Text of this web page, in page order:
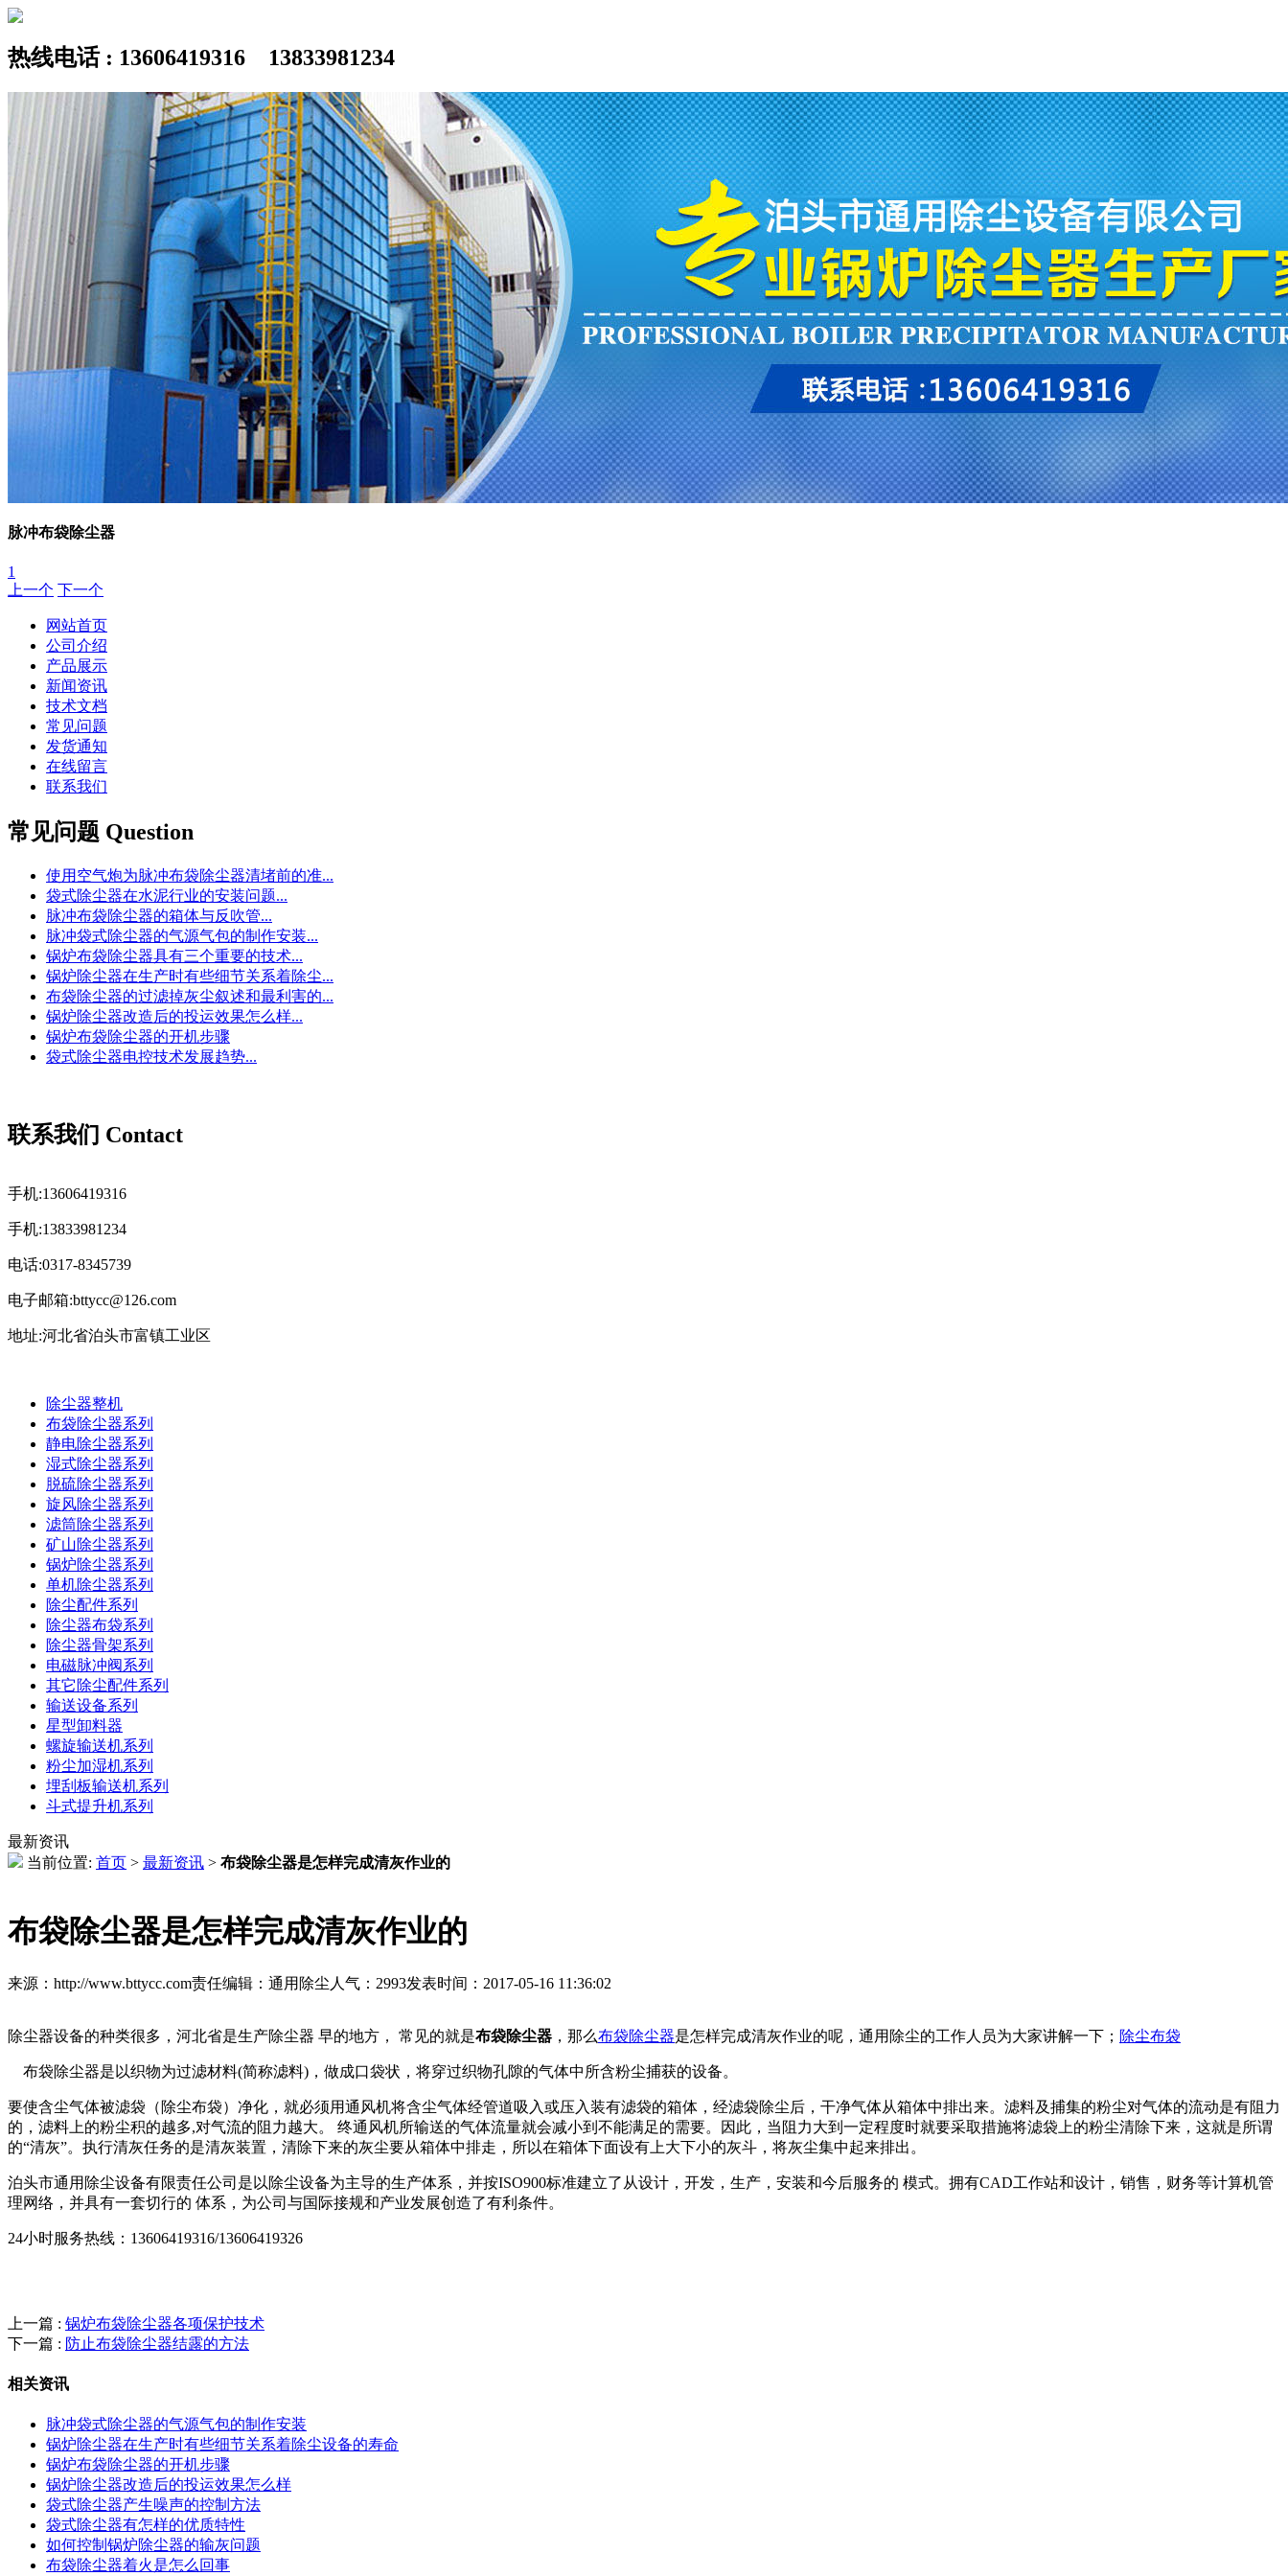
热线电话 : 13606419316 13833981234
脉冲布袋除尘器
1
上一个 下一个
网站首页
公司介绍
产品展示
新闻资讯
技术文档
常见问题
发货通知
在线留言
联系我们
常见问题 Question
使用空气炮为脉冲布袋除尘器清堵前的准...
袋式除尘器在水泥行业的安装问题...
脉冲布袋除尘器的箱体与反吹管...
脉冲袋式除尘器的气源气包的制作安装...
锅炉布袋除尘器具有三个重要的技术...
锅炉除尘器在生产时有些细节关系着除尘...
布袋除尘器的过滤掉灰尘叙述和最利害的...
锅炉除尘器改造后的投运效果怎么样...
锅炉布袋除尘器的开机步骤
袋式除尘器电控技术发展趋势...
联系我们 Contact
手机:13606419316
手机:13833981234
电话:0317-8345739
电子邮箱:bttycc@126.com
地址:河北省泊头市富镇工业区
除尘器整机
布袋除尘器系列
静电除尘器系列
湿式除尘器系列
脱硫除尘器系列
旋风除尘器系列
滤筒除尘器系列
矿山除尘器系列
锅炉除尘器系列
单机除尘器系列
除尘配件系列
除尘器布袋系列
除尘器骨架系列
电磁脉冲阀系列
其它除尘配件系列
输送设备系列
星型卸料器
螺旋输送机系列
粉尘加湿机系列
埋刮板输送机系列
斗式提升机系列
最新资讯
当前位置: 首页 > 最新资讯 > 布袋除尘器是怎样完成清灰作业的
布袋除尘器是怎样完成清灰作业的
来源：http://www.bttycc.com责任编辑：通用除尘 人气： 2993发表时间：2017-05-16 11:36:02
除尘器设备的种类很多，河北省是生产除尘器 早的地方， 常见的就是布袋除尘器 ，那么布袋除尘器是怎样完成清灰作业的呢，通用除尘的工作人员为大家讲解一下； 除尘布袋
布袋除尘器是以织物为过滤材料(简称滤料)，做成口袋状，将穿过织物孔隙的气体中所含粉尘捕获的设备。
要使含尘气体被滤袋（除尘布袋）净化，就必须用通风机将含尘气体经管道吸入或压入装有滤袋的箱体，经滤袋除尘后，干净气体从箱体中排出来。滤料及捕集的粉尘对气体的流动是有阻力
的，滤料上的粉尘积的越多,对气流的阻力越大。 终通风机所输送的气体流量就会减小到不能满足的需要。因此，当阻力大到一定程度时就要采取措施将滤袋上的粉尘清除下来，这就是所谓
的“清灰”。执行清灰任务的是清灰装置，清除下来的灰尘要从箱体中排走，所以在箱体下面设有上大下小的灰斗，将灰尘集中起来排出。
泊头市通用除尘设备有限责任公司是以除尘设备为主导的生产体系，并按ISO900标准建立了从设计，开发，生产，安装和今后服务的 模式。拥有CAD工作站和设计，销售，财务等计算机管
理网络，并具有一套切行的 体系，为公司与国际接规和产业发展创造了有利条件。
24小时服务热线：13606419316/13606419326
上一篇 : 锅炉布袋除尘器各项保护技术
下一篇 : 防止布袋除尘器结露的方法
相关资讯
脉冲袋式除尘器的气源气包的制作安装
锅炉除尘器在生产时有些细节关系着除尘设备的寿命
锅炉布袋除尘器的开机步骤
锅炉除尘器改造后的投运效果怎么样
袋式除尘器产生噪声的控制方法
袋式除尘器有怎样的优质特性
如何控制锅炉除尘器的输灰问题
布袋除尘器着火是怎么回事